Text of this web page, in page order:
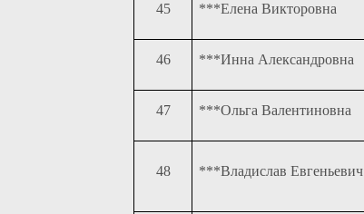
45 ***Елена Викторовна
46 ***Инна Александровна
47 ***Ольга Валентиновна
48 ***Владислав Евгеньевич